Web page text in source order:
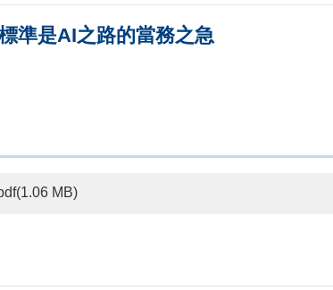
準是AI之路的當務之急
MB)